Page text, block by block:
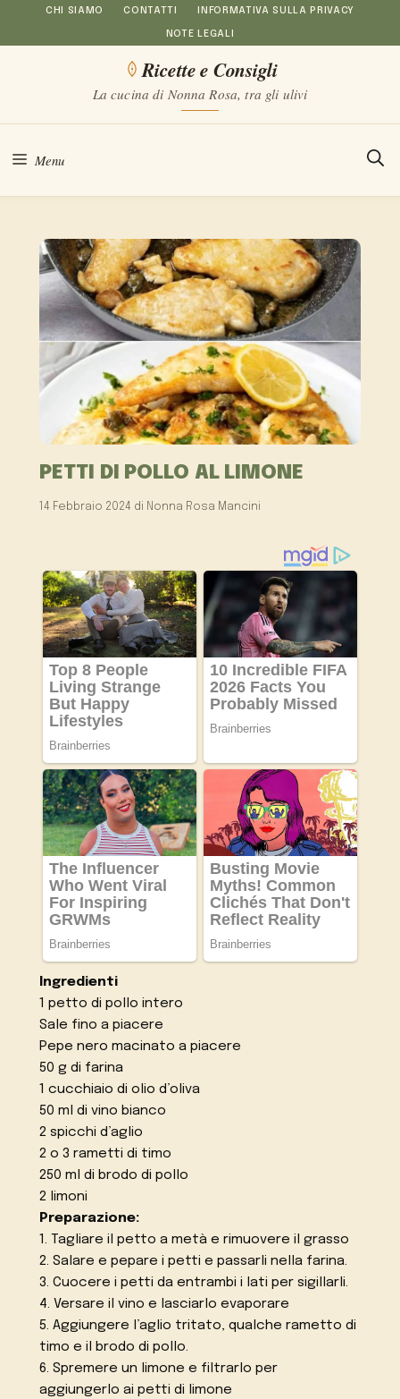
al
CHI SIAMO CONTATTI INFORMATIVA SULLA PRIVACY
NOTE LEGALI
Ricette e Consigli
La cucina di Nonna Rosa, tra gli ulivi
Menu
PETTI DI POLLO AL LIMONE
14 Febbraio 2024 di Nonna Rosa Mancini
Ingredienti
1 petto di pollo intero
Sale fino a piacere
Pepe nero macinato a piacere
50 g di farina
1 cucchiaio di olio d’oliva
50 ml di vino bianco
2 spicchi d’aglio
2 o 3 rametti di timo
250 ml di brodo di pollo
2 limoni
Preparazione:
1. Tagliare il petto a metà e rimuovere il grasso
2. Salare e pepare i petti e passarli nella farina.
3. Cuocere i petti da entrambi i lati per sigillarli.
4. Versare il vino e lasciarlo evaporare
5. Aggiungere l’aglio tritato, qualche rametto di
timo e il brodo di pollo.
6. Spremere un limone e filtrarlo per
aggiungerlo ai petti di limone